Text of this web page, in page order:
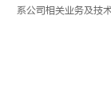
系公司相关业务及技